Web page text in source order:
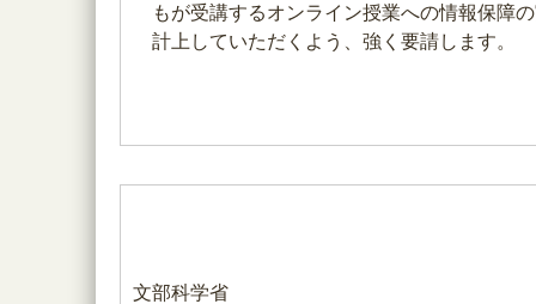
もが受講するオンライン授業への情報保障
計上していただくよう、強く要請します。
文部科学省